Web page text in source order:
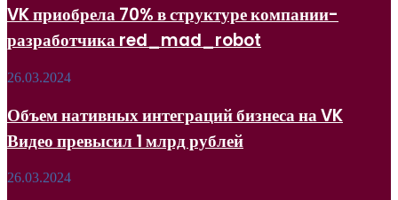
телеграм-
каналах
70%
в
структуре
разработчика
VK приобрела 70% в структуре компании-
разработчика red_mad_robot
Объем
интеграций
бизнеса
на
Видео
26.03.2024
Объем нативных интеграций бизнеса на VK
Видео превысил 1 млрд рублей
В Яндекс
26.03.2024